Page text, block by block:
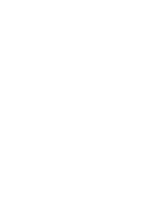
PROBLEM?